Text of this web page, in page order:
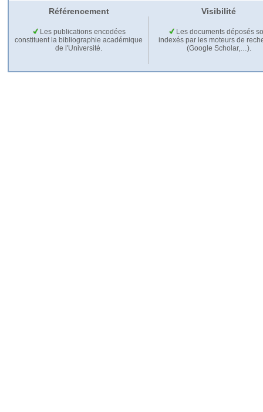
Référencement Visibilité
Les publications encodées
constituent la bibliographie académique
de l'Université.
Les documents déposés
indexés par les moteurs de
(Google Scholar,…).